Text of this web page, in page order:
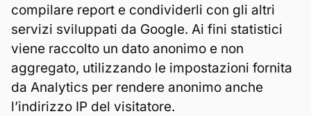
compilare report e condividerli con gli altri
servizi sviluppati da Google. Ai fini statistici
viene raccolto un dato anonimo e non
aggregato, utilizzando le impostazioni fornita
da Analytics per rendere anonimo anche
l’indirizzo IP del visitatore.